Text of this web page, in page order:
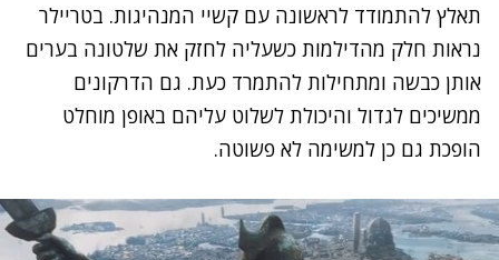
תאלץ להתמודד לראשונה עם קשיי המנהיגות. בטריילר
נראות חלק מהדילמות כשעליה לחזק את שלטונה בערים
אותן כבשה ומתחילות להתמרד כעת. גם הדרקונים
ממשיכים לגדול והיכולת לשלוט עליהם באופן מוחלט
הופכת גם כן למשימה לא פשוטה.